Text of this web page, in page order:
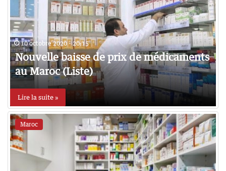
10 octobre 2020 - 20:15
Nouvelle baisse de prix de médicaments
au Maroc (Liste)
Lire la suite »
Maroc